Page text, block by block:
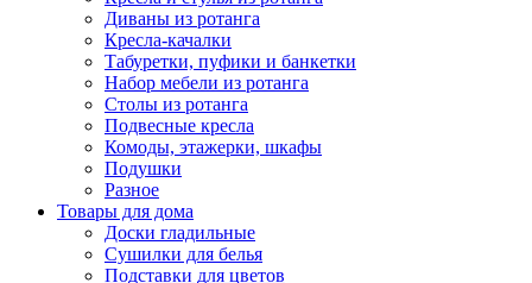
Диваны из ротанга
Кресла-качалки
Табуретки, пуфики и банкетки
Набор мебели из ротанга
Столы из ротанга
Подвесные кресла
Комоды, этажерки, шкафы
Подушки
Разное
Товары для дома
Доски гладильные
Сушилки для белья
Подставки для цветов